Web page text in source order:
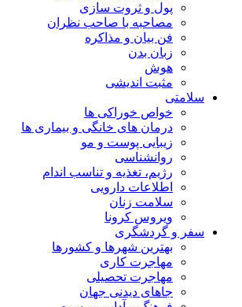
پول و ثروت سازی
مصاحبه با صاحب نظران
فن بیان و مذاکره
زبان بدن
هوش
مثبت اندیشی
سلامتی
خواص خوراکی ها
درمان های خانگی و بیماری ها
زیبایی پوست و مو
روانشناسی
رژیم، تغذیه و تناسب اندام
اطلاعات دارویی
سلامت زنان
ویروس کرونا
سفر و گردشگری
بهترین شهرها و کشورها
مهاجرت کاری
مهاجرت تحصیلی
جاهای دیدنی جهان